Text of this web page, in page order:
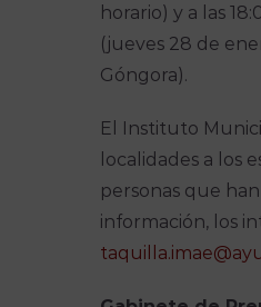
horario) y a las
(jueves 28 de
Góngora).
El Instituto
localidades a los
personas que
información, los
t